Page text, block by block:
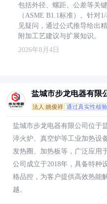
包括外径、螺距、公差等关
（ASME B1.1标准）。针对
见疑问，通过公式推导给出
附加工艺建议与扩展知识。
2026年8月4日
盐城市步龙电器有限
法人:姚俊祥 通过真实性核验
盐城市步龙电器有限公司位于
淬火炉、真空炉等工业加热设
发热圈、加热板等，广泛应用
公司成立于2018年，具备特种
格品控，为客户提供高效热能
越。